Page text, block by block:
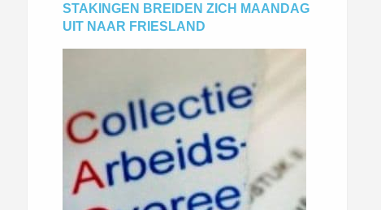
STAKINGEN BREIDEN ZICH MAANDAG
UIT NAAR FRIESLAND